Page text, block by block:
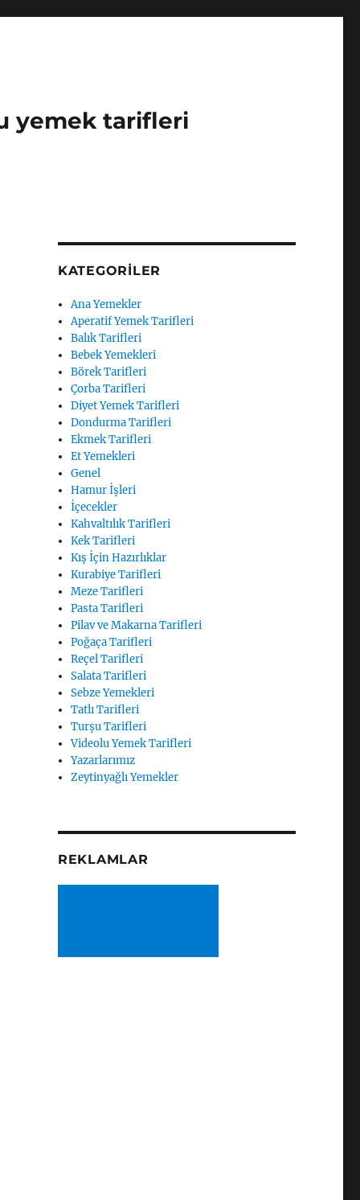
yemek tarifleri
KATEGORILER
Ana Yemekler
Aperatif Yemek Tarifleri
Balık Tarifleri
Bebek Yemekleri
Börek Tarifleri
Çorba Tarifleri
Diyet Yemek Tarifleri
Dondurma Tarifleri
Ekmek Tarifleri
Et Yemekleri
Genel
Hamur İşleri
İçecekler
Kahvaltılık Tarifleri
Kek Tarifleri
Kış İçin Hazırlıklar
Kurabiye Tarifleri
Meze Tarifleri
Pasta Tarifleri
Pilav ve Makarna Tarifleri
Poğaça Tarifleri
Reçel Tarifleri
Salata Tarifleri
Sebze Yemekleri
Tatlı Tarifleri
Turşu Tarifleri
Videolu Yemek Tarifleri
Yazarlarımız
Zeytinyağlı Yemekler
REKLAMLAR